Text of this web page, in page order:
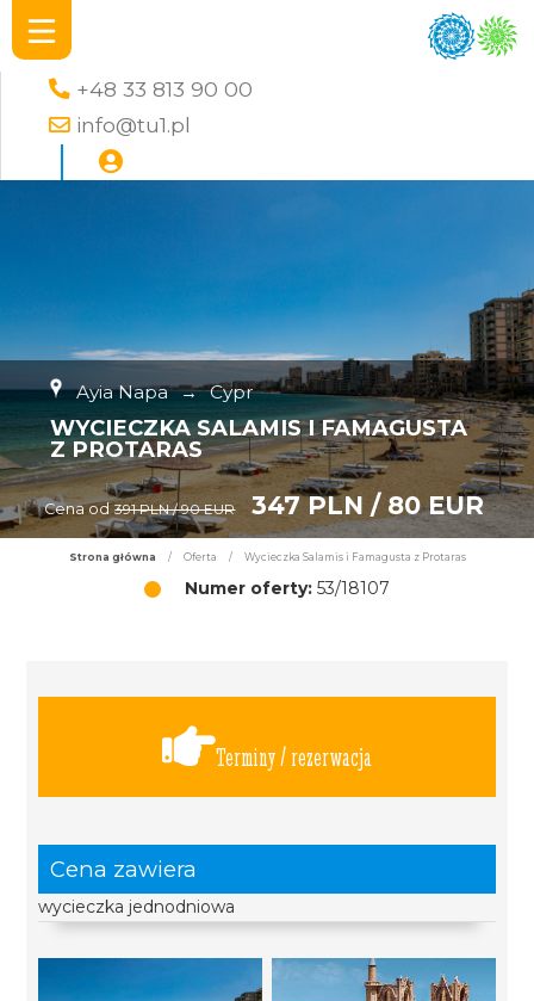
+48 33 813 90 00
info@tu1.pl
Ayia Napa → Cypr
WYCIECZKA SALAMIS I FAMAGUSTA
Z PROTARAS
Cena od 391 PLN / 90 EUR 347 PLN / 80 EUR
Strona główna / Oferta / Wycieczka Salamis i Famagusta z Protaras
Numer oferty: 53/18107
Terminy / rezerwacja
Cena zawiera
wycieczka jednodniowa